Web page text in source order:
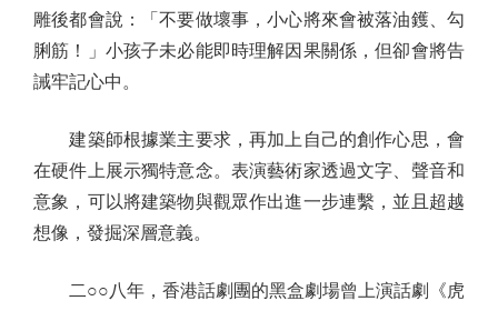
雕後都會說：「不要做壞事，小心將來會被落油鑊、勾
脷筋！」小孩子未必能即時理解因果關係，但卻會將告
誡牢記心中。
建築師根據業主要求，再加上自己的創作心思，會
在硬件上展示獨特意念。表演藝術家透過文字、聲音和
意象，可以將建築物與觀眾作出進一步連繫，並且超越
想像，發掘深層意義。
二○○八年，香港話劇團的黑盒劇場曾上演話劇《虎